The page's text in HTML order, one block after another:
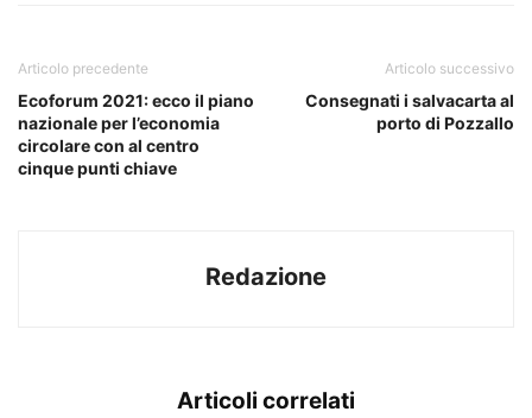
Articolo precedente
Ecoforum 2021: ecco il piano
nazionale per l’economia
circolare con al centro
cinque punti chiave
Articolo successivo
Consegnati i salvacarta al
porto di Pozzallo
Redazione
Articoli correlati